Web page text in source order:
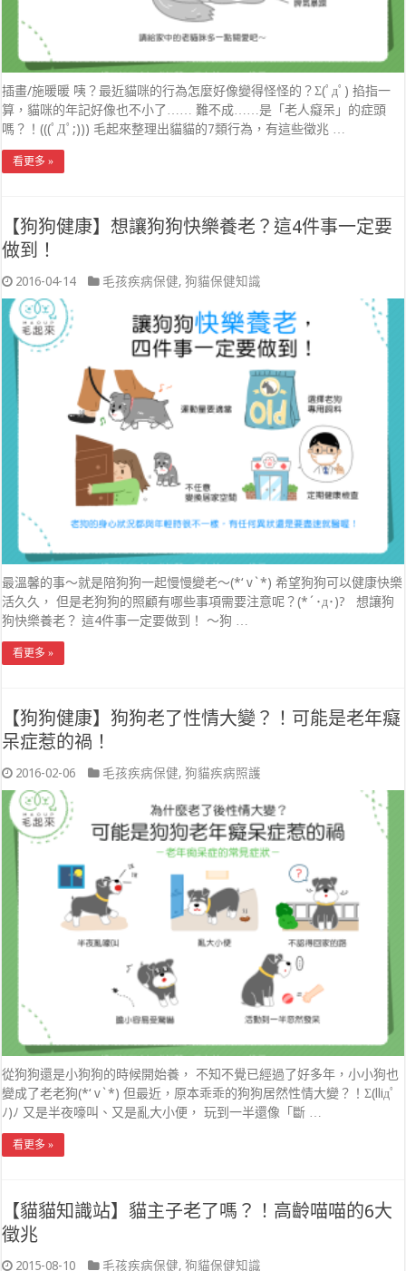
插畫/施暖暖 咦？最近貓咪的行為怎麼好像變得怪怪的？Σ(ﾟдﾟ) 掐指一
算，貓咪的年記好像也不小了…… 難不成……是「老人癡呆」的症頭
嗎？！(((ﾟДﾟ;))) 毛起來整理出貓貓的7類行為，有這些徵兆 …
看更多 »
【狗狗健康】想讓狗狗快樂養老？這4件事一定要
做到！
2016-04-14 毛孩疾病保健,狗貓保健知識
最溫馨的事～就是陪狗狗一起慢慢變老～(*‘ v`*) 希望狗狗可以健康快樂
活久久， 但是老狗狗的照顧有哪些事項需要注意呢？(*´･д･)? 想讓狗
狗快樂養老？ 這4件事一定要做到！ ～狗 …
看更多 »
【狗狗健康】狗狗老了性情大變？！可能是老年癡
呆症惹的禍！
2016-02-06 毛孩疾病保健,狗貓疾病照護
從狗狗還是小狗狗的時候開始養， 不知不覺已經過了好多年，小小狗也
變成了老老狗(*‘ v`*) 但最近，原本乖乖的狗狗居然性情大變？！Σ(lliдﾟ
ﾉ)ﾉ 又是半夜嚎叫、又是亂大小便， 玩到一半還像「斷 …
看更多 »
【貓貓知識站】貓主子老了嗎？！高齡喵喵的6大
徵兆
2015-08-10 毛孩疾病保健,狗貓保健知識